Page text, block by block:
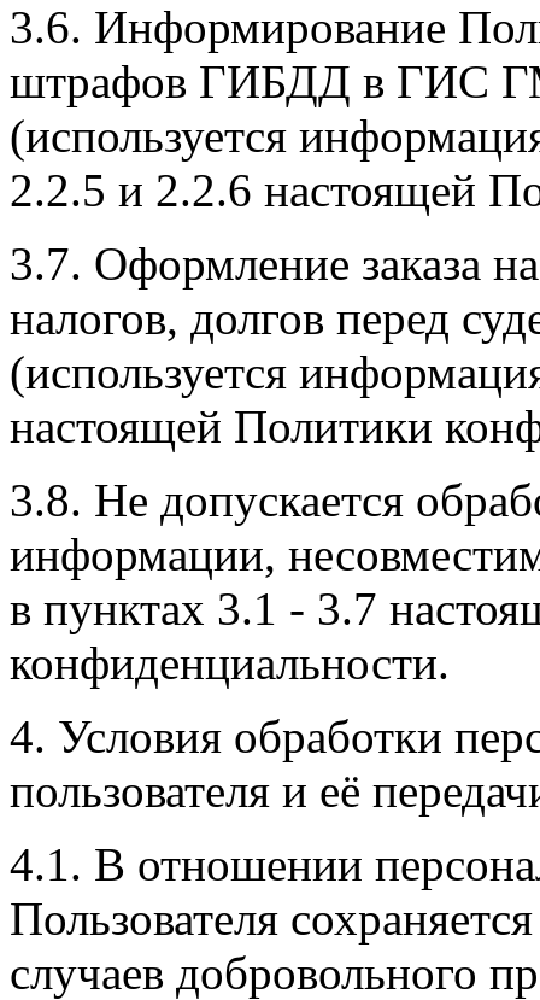
3.6. Информирование
штрафов ГИБДД в ГИС
(используется
2.2.5 и 2.2.6 настоящей
3.7. Оформление заказа
налогов, долгов перед
(используется
настоящей Политики
3.8. Не допускается
информации,
в пунктах 3.1 - 3.7
конфиденциальности.
4. Условия обработки
пользователя и её
4.1. В отношении
Пользователя
случаев добровольного